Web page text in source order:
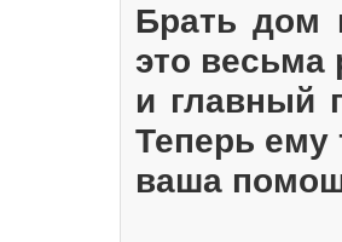
Брать дом
это весьма
и главный
Теперь ему
ваша